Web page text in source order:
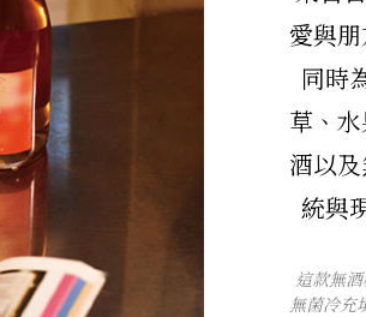
愛與
同時
草、
酒以
統與
這款無
無菌冷充